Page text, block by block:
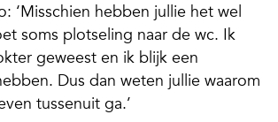
‘Misschien hebben jullie het wel
soms plotseling naar de wc. Ik
geweest en ik blijk een
Dus dan weten jullie waarom
tussenuit ga.’